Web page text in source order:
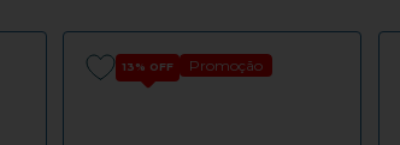
13% OFF Promoção